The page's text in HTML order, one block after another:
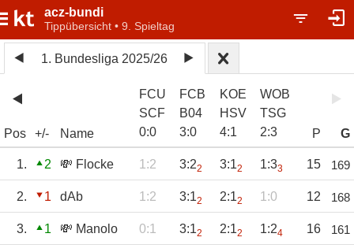
acz-bundi
Tippübersicht • 9. Spieltag
1. Bundesliga 2025/26
Pos +/- Name
FCU
SCF
0:0
FCB
B04
3:0
KOE
HSV
4:1
WOB
TSG
2:3 P G
1. 2 💸 Flocke 1:2 3:22 3:12 1:33 15 169
2. 1 dAb 1:2 3:12 2:12 1:0 12 168
3. 1 💸 Manolo 0:1 3:12 2:12 1:24 16 161